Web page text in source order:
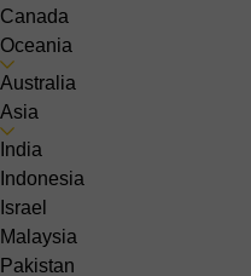
Canada
Oceania
Australia
Asia
India
Indonesia
Israel
Malaysia
Pakistan